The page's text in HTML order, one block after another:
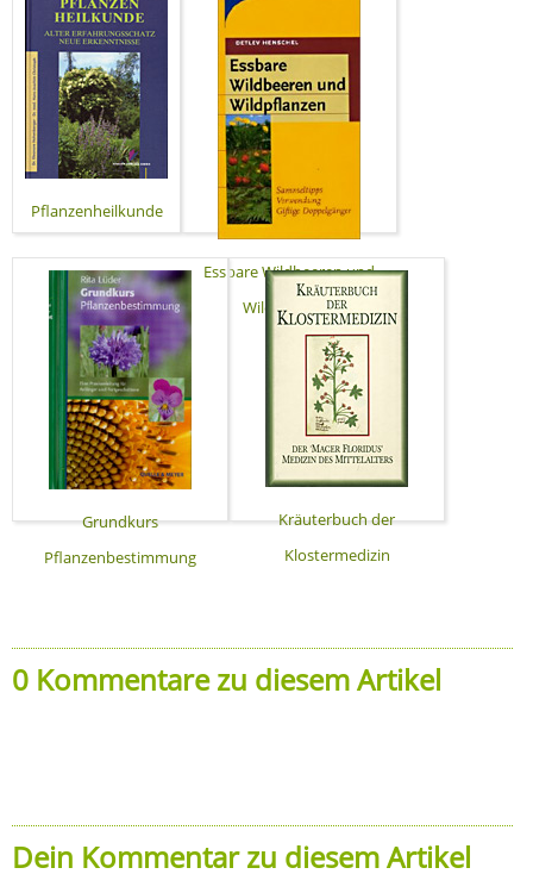
Pflanzenheilkunde
Essbare Wildbeeren und
Wildpflanzen
Grundkurs
Pflanzenbestimmung
Kräuterbuch der
Klostermedizin
0 Kommentare zu diesem Artikel
Dein Kommentar zu diesem Artikel